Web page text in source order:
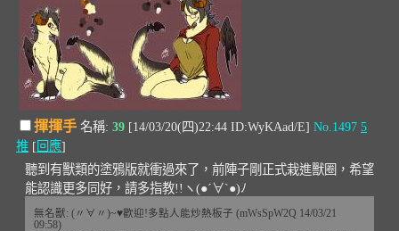
揮揮手 名稱: 39 [14/03/20(四)22:44 ID:WyKAad/E] No.1497 5
推 [回應]
聽到有獸類的塗鴉版就衝過來了，前陣子剛正式栽進獸圈，希望
能認識更多同好，請多指教!!ヽ(●´∀`●)ﾉ
無名獸: (〃∀〃)~♥歡迎!多點人能炒熱板子 (mWsSpW2Q 14/03/21
09:58)